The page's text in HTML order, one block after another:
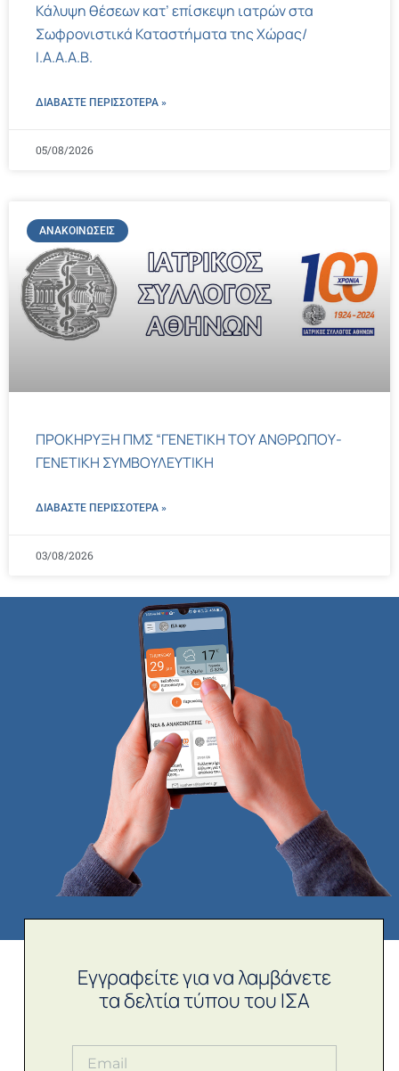
Κάλυψη θέσεων κατ’ επίσκεψη ιατρών στα
Σωφρονιστικά Καταστήματα της Χώρας/
Ι.Α.Α.Α.Β.
ΔΙΑΒΑΣΤΕ ΠΕΡΙΣΣΌΤΕΡΑ »
05/08/2026
ΑΝΑΚΟΙΝΏΣΕΙΣ
ΠΡΟΚΗΡΥΞΗ ΠΜΣ “ΓΕΝΕΤΙΚΗ ΤΟΥ ΑΝΘΡΩΠΟΥ-
ΓΕΝΕΤΙΚΗ ΣΥΜΒΟΥΛΕΥΤΙΚΗ
ΔΙΑΒΑΣΤΕ ΠΕΡΙΣΣΌΤΕΡΑ »
03/08/2026
Εγγραφείτε για να λαμβάνετε
τα δελτία τύπου του ΙΣΑ